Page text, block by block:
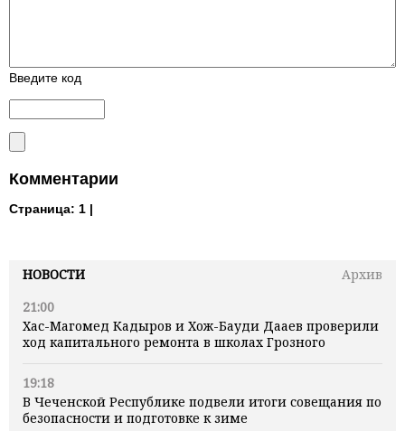
НОВОСТИ
Архив
21:00
Хас-Магомед Кадыров и Хож-Бауди Дааев проверили
ход капитального ремонта в школах Грозного
19:18
В Чеченской Республике подвели итоги совещания по
безопасности и подготовке к зиме
Введите код
Комментарии
Страница: 1 |